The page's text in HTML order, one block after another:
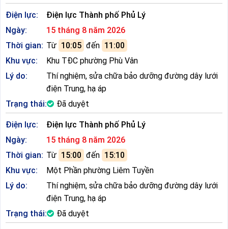
Điện lực:
Điện lực Thành phố Phủ Lý
Ngày:
15 tháng 8 năm 2026
Thời gian: Từ 10:05 đến 11:00
Khu vực:
Khu TĐC phường Phù Vân
Lý do:
Thí nghiệm, sửa chữa bảo dưỡng đường dây lưới
điện Trung, hạ áp
Trạng thái:
Đã duyệt
Điện lực:
Điện lực Thành phố Phủ Lý
Ngày:
15 tháng 8 năm 2026
Thời gian: Từ 15:00 đến 15:10
Khu vực:
Một Phần phường Liêm Tuyền
Lý do:
Thí nghiệm, sửa chữa bảo dưỡng đường dây lưới
điện Trung, hạ áp
Trạng thái:
Đã duyệt